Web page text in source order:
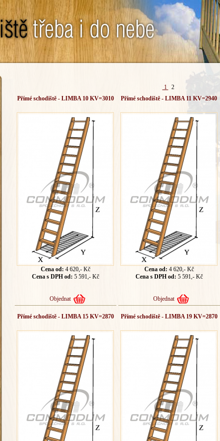
1
2
Přímé schodiště - LIMBA 10 KV=3010
Cena od: 4 620,- Kč
Cena s DPH od: 5 591,- Kč
Objednat
Přímé schodiště - LIMBA 11 KV=2940
Cena od: 4 620,- Kč
Cena s DPH od: 5 591,- Kč
Objednat
Přímé schodiště - LIMBA 15 KV=2870 Přímé schodiště - LIMBA 19 KV=2870